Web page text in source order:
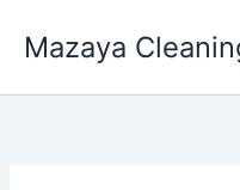
Mazaya